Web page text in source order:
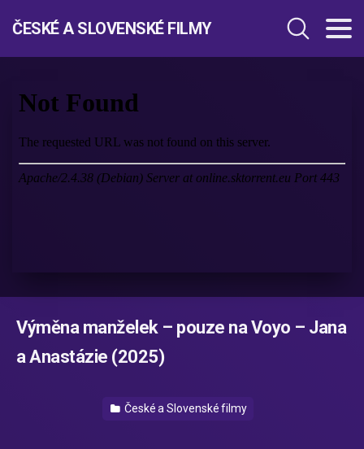
ČESKÉ A SLOVENSKÉ FILMY
Výměna manželek – pouze na Voyo – Jana
a Anastázie (2025)
České a Slovenské filmy